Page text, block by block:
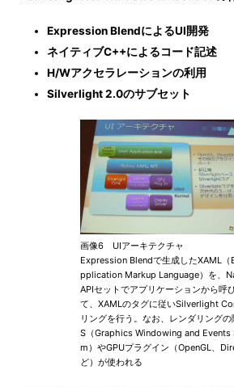
Expression BlendによるUI開発
ネイティブC++によるコード記述
H/Wアクセラレーションの利用
Silverlight 2.0のサブセット
画像6 UIアーキテクチャ
Expression Blendで生成したXAML
pplication Markup Language）を、
APIセットでアプリケーションから呼
て、XAMLのタグに従いSilverlight
リングを行う。なお、レンダリングの
S（Graphics Windowing and Events
m）やGPUプラグイン（OpenGL、
ど）が使われる